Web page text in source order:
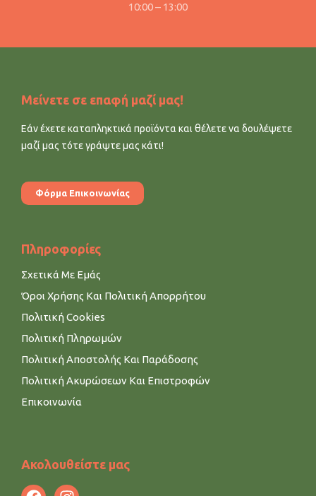
10:00 – 13:00
Μείνετε σε επαφή μαζί μας!
Εάν έχετε καταπληκτικά προϊόντα και θέλετε να δουλέψετε
μαζί μας τότε γράψτε μας κάτι!
Φόρμα Επικοινωνίας
Πληροφορίες
Σχετικά Με Εμάς
Όροι Χρήσης Και Πολιτική Απορρήτου
Πολιτική Cookies
Πολιτική Πληρωμών
Πολιτική Αποστολής Και Παράδοσης
Πολιτική Ακυρώσεων Και Επιστροφών
Επικοινωνία
Ακολουθείστε μας